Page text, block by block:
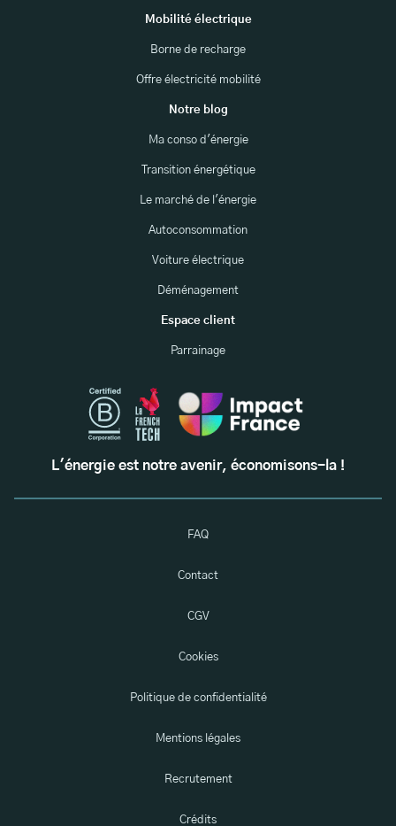
Mobilité électrique
Borne de recharge
Offre électricité mobilité
Notre blog
Ma conso d'énergie
Transition énergétique
Le marché de l'énergie
Autoconsommation
Voiture électrique
Déménagement
Espace client
Parrainage
L'énergie est notre avenir, économisons-la !
FAQ
Contact
CGV
Cookies
Politique de confidentialité
Mentions légales
Recrutement
Crédits